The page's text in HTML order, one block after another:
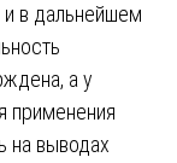
в дальнейшем
а у
применения
на выводах